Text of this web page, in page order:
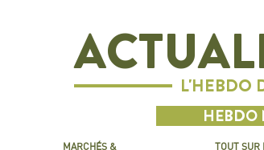
L'HEBDO
HEBDO
MARCHÉS &
TOUT SUR